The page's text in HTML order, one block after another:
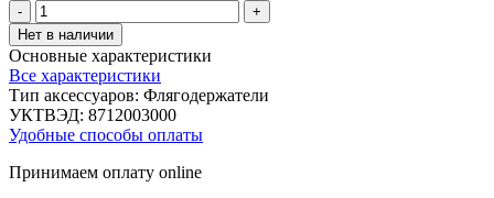
-
+
Нет в наличии
Основные характеристики
Все характеристики
Тип аксессуаров: Флягодержатели
УКТВЭД: 8712003000
Удобные способы оплаты
Принимаем оплату online